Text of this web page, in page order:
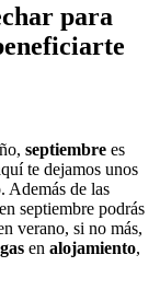
para
septiembre es
te dejamos unos
Además de las
septiembre podrás
verano, si no más,
en alojamiento,